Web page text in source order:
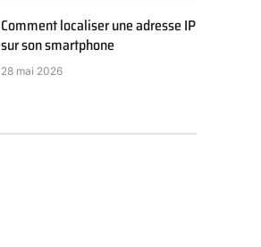
Comment localiser une adresse IP
sur son smartphone
28 mai 2026